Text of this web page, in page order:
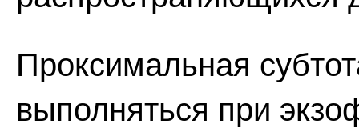
Проксимальная
выполняться при